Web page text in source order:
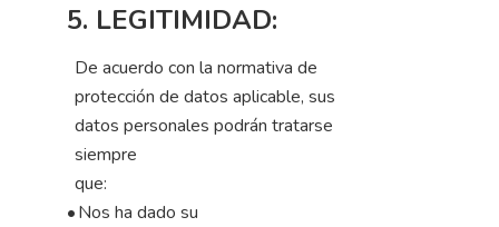
5. LEGITIMIDAD:
De acuerdo con la normativa de
protección de datos aplicable, sus
datos personales podrán tratarse
siempre
que:
•Nos ha dado su